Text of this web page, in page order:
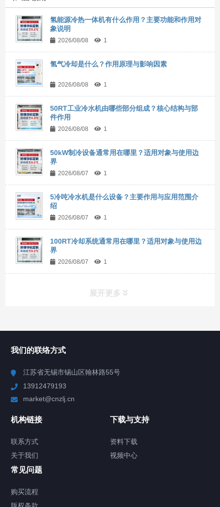
氢能源冷热一体机有什么作用？主要功能和作用对
象说明
2026/08/08 1
氢气冷却是什么？作用原理与影响因素
2026/08/08 1
50RT工业冷水机由哪些部分组成？核心结构与部
件作用
2026/08/08 1
50kW制冷设备通常用在哪里？适用对象与使用边
界
2026/08/07 1
5冷吨冷水机是什么设备？主要作用与应用范围介
绍
2026/08/07 1
100RT冷却系统通常用在哪里？适用对象与使用边
界
2026/08/07 1
展开更多
Chiller高精度制冷循环器
TCU温度控制单元
Chiller气体控温系统
我们的联络方式
江苏省无锡市锡山区翰林路55号
13912479193
market@cnzlj.cn
机构链接
联系方式
关于我们
下载与支持
资料下载
视频中心
常见问题
购买流程
版权条款